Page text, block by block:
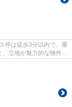
停は徒歩3分以内で、重
立地が魅力的な物件で